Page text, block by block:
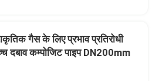
गैस के लिए प्रभाव प्रतिरोधी
दबाव कम्पोजिट पाइप DN200mm